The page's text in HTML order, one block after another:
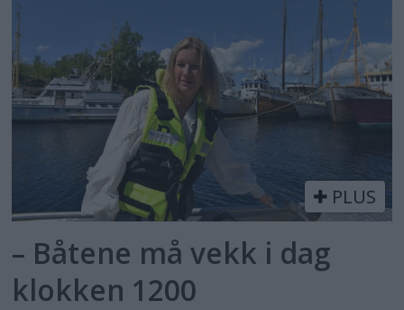
PLUS
– Båtene må vekk i dag
klokken 1200